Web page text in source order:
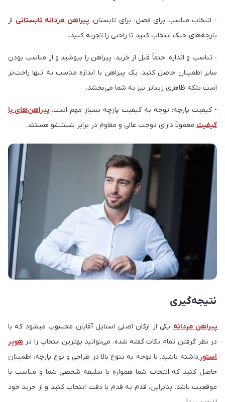
- انتخاب مناسب برای فصل: برای تابستان،پیراهن مردانه تابستانی از
پارچه‌های خنک انتخاب کنید تا راحتی را تجربه کنید.
- تناسب و اندازه: حتماً قبل از خرید، پیراهن را بپوشید و از مناسب بودن
سایز اطمینان حاصل کنید. یک پیراهن با اندازه مناسب نه تنها راحت‌تر
است بلکه ظاهری زیباتر نیز به شما می‌بخشد.
- کیفیت پارچه: توجه به کیفیت پارچه بسیار مهم است. پیراهن‌های با
کیفیت معمولاً دارای دوخت عالی و مقاوم در برابر شستشو هستند.
نتیجه‌گیری
پیراهن مردانهیکی از ارکان اصلی استایل آقایان محسوب میشود که با
در نظر گرفتن تمام نکات گفته شده، می‌توانید بهترین انتخاب را در هویر
استورداشته باشید. با توجه به تنوع بالا در طراحی و نوع پارچه، اطمینان
حاصل کنید که انتخاب شما همواره با سلیقه شخصی شما و مناسب با
موقعیت باشد. بنابراین، قدم به قدم با دقت انتخاب کنید و از خرید خود